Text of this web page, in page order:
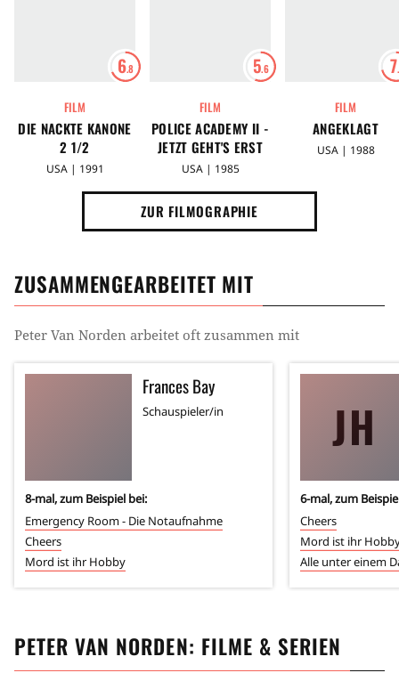
6.8
FILM
DIE NACKTE KANONE
2 1/2
USA | 1991
5.6
FILM
POLICE ACADEMY II -
JETZT GEHT'S ERST
RICHTIG LOS
USA | 1985
7
FILM
ANGEKLAGT
USA | 1988
ZUR FILMOGRAPHIE
ZUSAMMENGEARBEITET MIT
Peter Van Norden arbeitet oft zusammen mit
Frances Bay
Schauspieler/in
8-mal, zum Beispiel bei:
Emergency Room - Die Notaufnahme
Cheers
Mord ist ihr Hobby
JH
6-mal, zum
Cheers
Mord ist ihr
Alle unter einem
PETER VAN NORDEN: FILME & SERIEN